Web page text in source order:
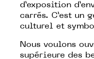
d’exposition
carrés. C’est un
culturel et
Nous voulons
supérieure des